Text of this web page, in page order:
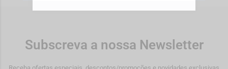
Subscreva a nossa Newsletter